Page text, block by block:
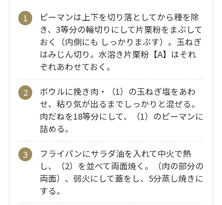
ピーマンは上下を切り落としてから種を除
き、3等分の輪切りにして片栗粉をまぶして
おく（内側にも しっかりまぶす）。玉ねぎ
はみじん切り。水溶き片栗粉【A】はそれ
ぞれあわせておく。
ボウルに挽き肉・（1）の玉ねぎ塩をあわ
せ、粘り気が出るまでしっかりと混ぜる。
肉だねを18等分にして、（1）のピーマンに
詰める。
フライパンにサラダ油を入れて中火で熱
し、（2）を並べて両面焼く。（肉の部分の
両面）、弱火にして蓋をし、5分蒸し焼きに
する。